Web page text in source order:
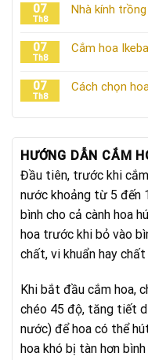
07
Th8
Nhà kính
07
Th8
Cắm hoa
07
Th8
Cách chọn
HƯỚNG DẪN CẮM
Đầu tiên, trước khi
nước khoảng từ 5 đến
bình cho cả cành hoa
hoa trước khi bỏ vào
chất, vi khuẩn hay
Khi bắt đầu cắm hoa,
chéo 45 độ, tăng tiết
nước) để hoa có thể
hoa khó bị tàn hơn